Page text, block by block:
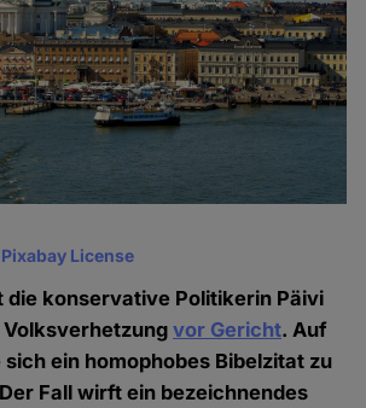
Pixabay License
die konservative Politikerin Päivi
Volksverhetzungvor Gericht. Auf
ein homophobes Bibelzitat zu
Fall wirft ein bezeichnendes